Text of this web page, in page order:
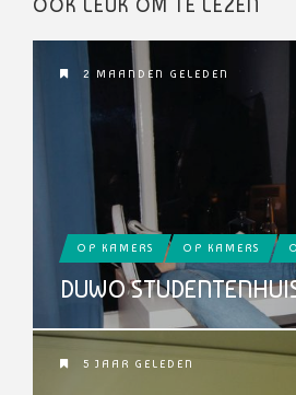
2 MAANDEN GELEDEN
OP KAMERS OP KAMERS
DUWO
5 JAAR GELEDEN